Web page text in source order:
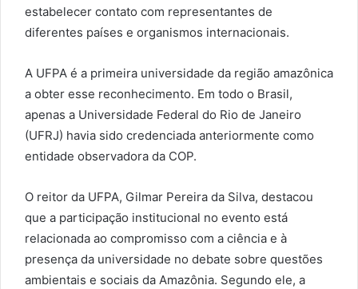
estabelecer contato com representantes de
diferentes países e organismos internacionais.
A UFPA é a primeira universidade da região amazônica
a obter esse reconhecimento. Em todo o Brasil,
apenas a Universidade Federal do Rio de Janeiro
(UFRJ) havia sido credenciada anteriormente como
entidade observadora da COP.
O reitor da UFPA, Gilmar Pereira da Silva, destacou
que a participação institucional no evento está
relacionada ao compromisso com a ciência e à
presença da universidade no debate sobre questões
ambientais e sociais da Amazônia. Segundo ele, a